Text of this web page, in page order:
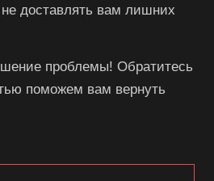
доставлять вам лишних
проблемы! Обратитесь
поможем вам вернуть